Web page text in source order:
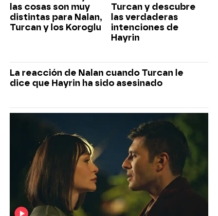
las cosas son muy
distintas para Nalan,
Turcan y los Koroglu
Turcan y descubre
las verdaderas
intenciones de
Hayrin
La reacción de Nalan cuando Turcan le
dice que Hayrin ha sido asesinado